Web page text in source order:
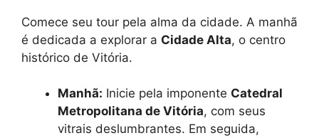
Comece seu tour pela alma da cidade. A manhã
é dedicada a explorar a Cidade Alta, o centro
histórico de Vitória.
Manhã: Inicie pela imponente Catedral
Metropolitana de Vitória, com seus
vitrais deslumbrantes. Em seguida,